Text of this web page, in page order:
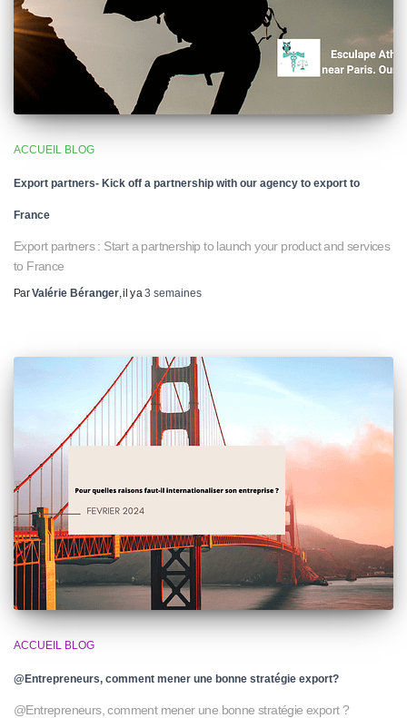
ACCUEIL BLOG
Export partners- Kick off a partnership with our agency to export to
France
Export partners : Start a partnership to launch your product and services
to France
ParValérie Béranger, il y a3 semaines
ACCUEIL BLOG
@Entrepreneurs, comment mener une bonne stratégie export?
@Entrepreneurs, comment mener une bonne stratégie export ?